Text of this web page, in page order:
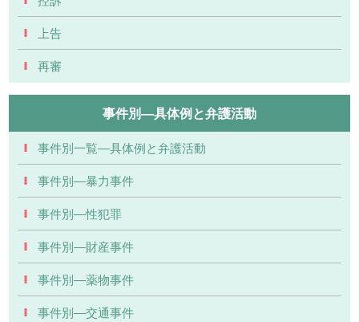
上告
再審
事件別―具体例と弁護活動
事件別一覧―具体例と弁護活動
事件別―暴力事件
事件別―性犯罪
事件別―財産事件
事件別―薬物事件
事件別―交通事件